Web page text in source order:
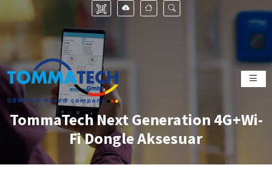
TommaTech Next Generation 4G+Wi-
Fi Dongle Aksesuar